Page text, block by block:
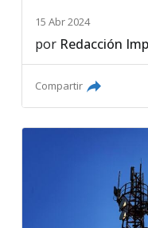
15 Abr 2024
por Redacción
Compartir